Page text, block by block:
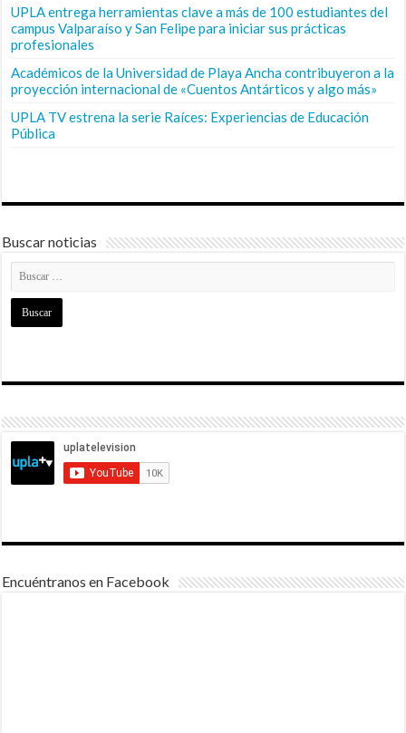
UPLA entrega herramientas clave a más de 100 estudiantes del
campus Valparaíso y San Felipe para iniciar sus prácticas
profesionales
Académicos de la Universidad de Playa Ancha contribuyeron a la
proyección internacional de «Cuentos Antárticos y algo más»
UPLA TV estrena la serie Raíces: Experiencias de Educación
Pública
Buscar noticias
Encuéntranos en Facebook